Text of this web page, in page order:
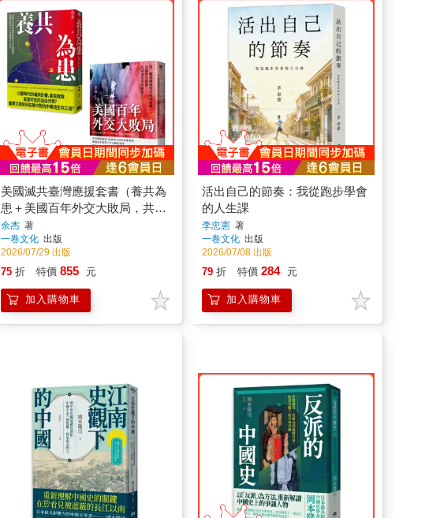
美國滅共臺灣應援套書（養共為
患＋美國百年外交大敗局，共二
冊）
余杰著
一卷文化 出版
2026/07/29 出版
75 折 特價 855 元
加入購物車
活出自己的節奏：我從跑步學會
的人生課
李忠憲著
一卷文化 出版
2026/07/08 出版
79 折 特價 284 元
加入購物車